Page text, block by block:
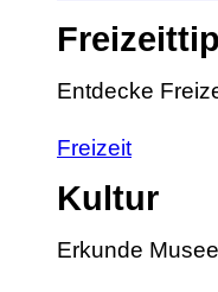
Entdecke
Freizeit
Kultur
Erkunde